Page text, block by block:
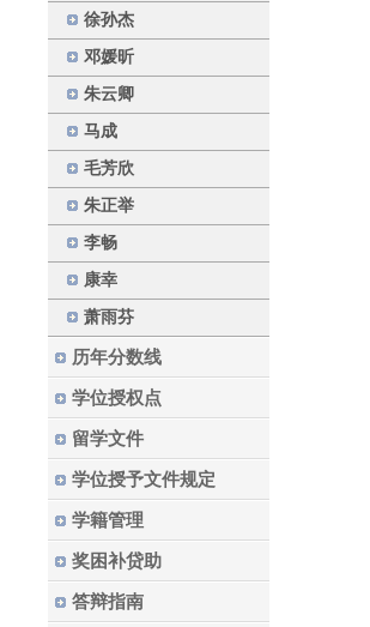
徐孙杰
邓媛昕
朱云卿
马成
毛芳欣
朱正举
李畅
康幸
萧雨芬
历年分数线
学位授权点
留学文件
学位授予文件规定
学籍管理
奖困补贷助
答辩指南